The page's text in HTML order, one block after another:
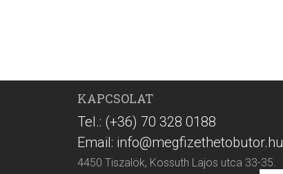
KAPCSOLAT
Tel.: (+36) 70 328 0188
Email: info@megfizethetobutor.hu
4450 Tiszalök, Kossuth Lajos utca 33-35.